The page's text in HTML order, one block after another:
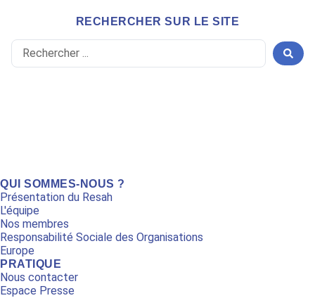
RECHERCHER SUR LE SITE
Search
...
QUI SOMMES-NOUS ?
Présentation du Resah
L'équipe
Nos membres
Responsabilité Sociale des Organisations
Europe
PRATIQUE
Nous contacter
Espace Presse